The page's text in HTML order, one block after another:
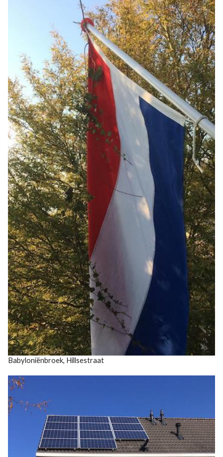
Babyloniënbroek, Hillsestraat